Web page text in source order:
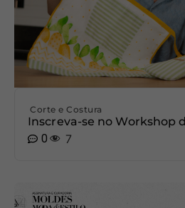
Corte e Costura
Inscreva-se no Workshop
0
7